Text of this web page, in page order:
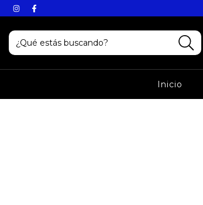
Inicio